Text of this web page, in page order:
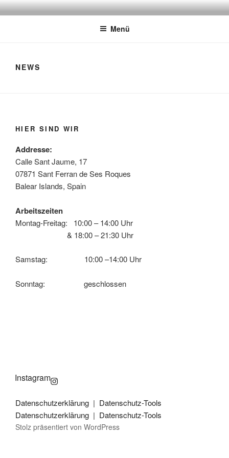
Zum
InhaltFORMENTERA GUITARS
Bau dir dein eigenes Trauminstrument
Menü
NEWS
HIER SIND WIR
Addresse:
Calle Sant Jaume, 17
07871 Sant Ferran de Ses Roques
Balear Islands, Spain
Arbeitszeiten
Montag-Freitag: 10:00 – 14:00 Uhr
& 18:00 – 21:30 Uhr
Samstag: 10:00 –14:00 Uhr
Sonntag: geschlossen
Instagram
Datenschutzerklärung | Datenschutz-Tools
Datenschutzerklärung | Datenschutz-Tools
Stolz präsentiert von WordPress